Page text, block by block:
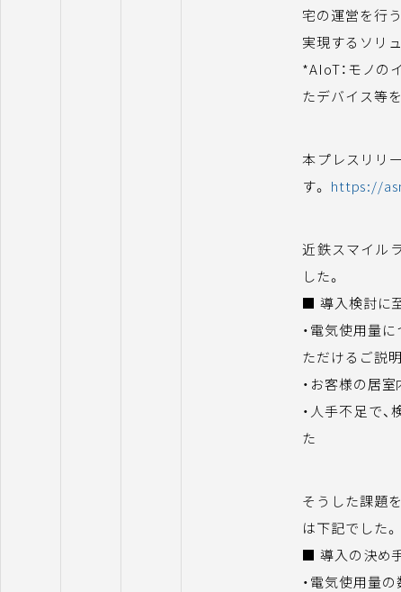
宅の運営を行
実現するソリ
*AIoT：モノの
たデバイス等
本プレスリリ
す。 https://
近鉄スマイル
した。
■ 導入検討に
・電気使用量
ただけるご説
・お客様の居
・人手不足で
た
そうした課題
は下記でした。
■ 導入の決め
・電気使用量